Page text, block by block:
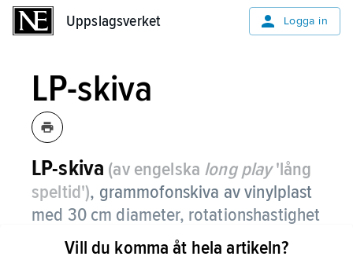
Uppslagsverket Logga in
LP-skiva
LP-skiva (av engelska long play'lång
speltid'), grammofonskiva av vinylplast
med 30 cm diameter, rotationshastighet
på 331/ 3varv/min och speltid om cirka
Vill du komma åt hela artikeln?